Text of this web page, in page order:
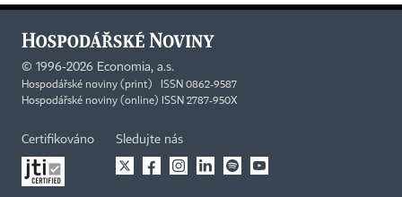
© 1996-2026 Economia, a.s.
Hospodářské noviny (print) ISSN 0862-9587
Hospodářské noviny (online) ISSN 2787-950X
Certifikováno Sledujte nás